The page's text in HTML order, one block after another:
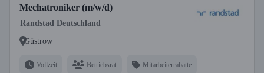
Mechatroniker (m/w/d)
Randstad Deutschland
Güstrow
Vollzeit Betriebsrat Mitarbeiterrabatte